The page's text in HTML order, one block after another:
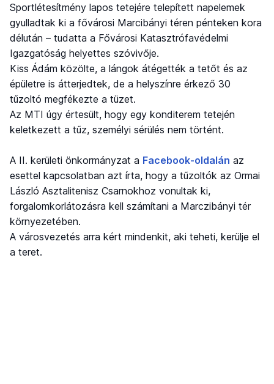
Sportlétesítmény lapos tetejére telepített napelemek
gyulladtak ki a fővárosi Marcibányi téren pénteken kora
délután – tudatta a Fővárosi Katasztrófavédelmi
Igazgatóság helyettes szóvivője.
Kiss Ádám közölte, a lángok átégették a tetőt és az
épületre is átterjedtek, de a helyszínre érkező 30
tűzoltó megfékezte a tüzet.
Az MTI úgy értesült, hogy egy konditerem tetején
keletkezett a tűz, személyi sérülés nem történt.
A II. kerületi önkormányzat a Facebook-oldalán az
esettel kapcsolatban azt írta, hogy a tűzoltók az Ormai
László Asztalitenisz Csarnokhoz vonultak ki,
forgalomkorlátozásra kell számítani a Marczibányi tér
környezetében.
A városvezetés arra kért mindenkit, aki teheti, kerülje el
a teret.